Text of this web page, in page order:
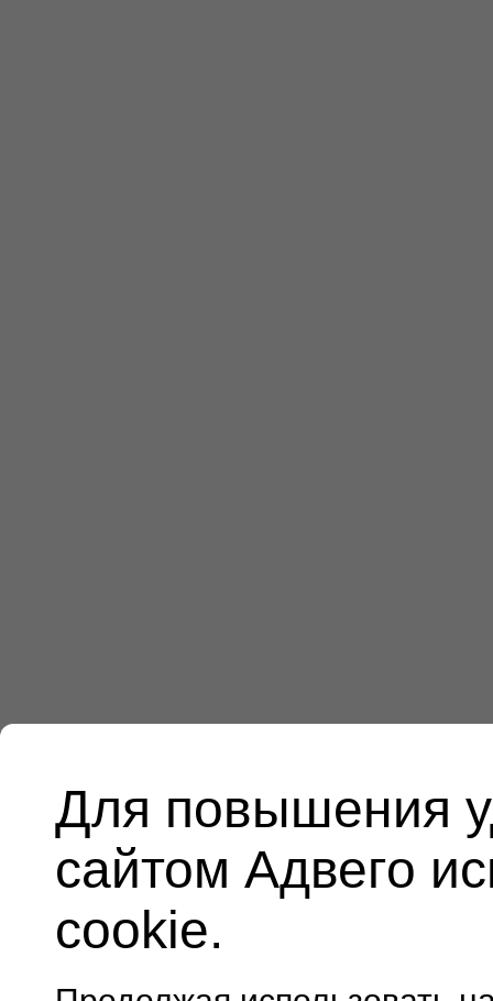
Для повышения
сайтом Адвего
cookie.